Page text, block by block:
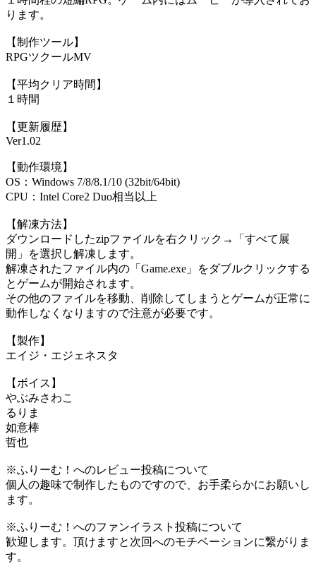
ります。
【制作ツール】
RPGツクールMV
【平均クリア時間】
１時間
【更新履歴】
Ver1.02
【動作環境】
OS：Windows 7/8/8.1/10 (32bit/64bit)
CPU：Intel Core2 Duo相当以上
【解凍方法】
ダウンロードしたzipファイルを右クリック→「すべて展
開」を選択し解凍します。
解凍されたファイル内の「Game.exe」をダブルクリックする
とゲームが開始されます。
その他のファイルを移動、削除してしまうとゲームが正常に
動作しなくなりますので注意が必要です。
【製作】
エイジ・エジェネスタ
【ボイス】
やぶみさわこ
るりま
如意棒
哲也
※ふりーむ！へのレビュー投稿について
個人の趣味で制作したものですので、お手柔らかにお願いし
ます。
※ふりーむ！へのファンイラスト投稿について
歓迎します。頂けますと次回へのモチベーションに繋がりま
す。